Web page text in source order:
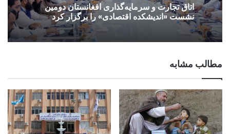
اتاق تجارت و سرمایه‌گذاری افغانستان دومین
نشست «اندیشکده اقتصادی» را برگزار کرد
مطالب مشابه